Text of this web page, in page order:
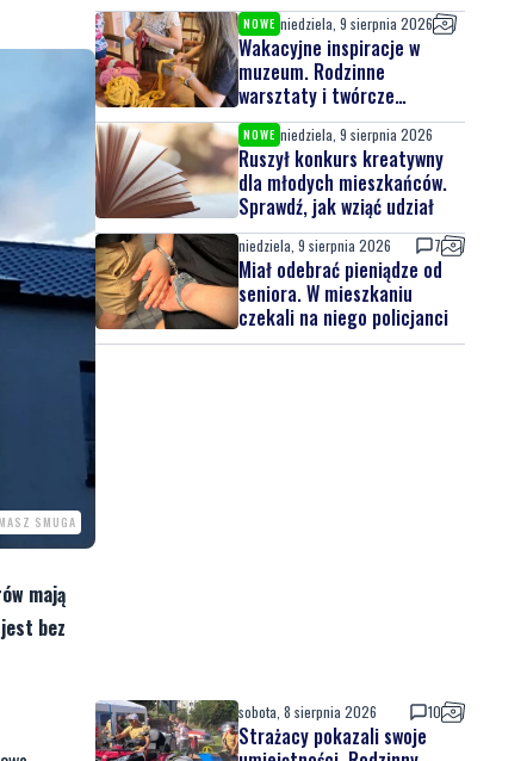
SMUGA
mają
bez
NOWE niedziela, 9 sierpnia 2026
Wakacyjne inspiracje w
muzeum. Rodzinne
warsztaty i twórcze
spotkania
NOWE niedziela, 9 sierpnia 2026
Ruszył konkurs kreatywny
dla młodych mieszkańców.
Sprawdź, jak wziąć udział
niedziela, 9 sierpnia 2026 7
Miał odebrać pieniądze od
seniora. W mieszkaniu
czekali na niego policjanci
sobota, 8 sierpnia 2026 10
Strażacy pokazali swoje